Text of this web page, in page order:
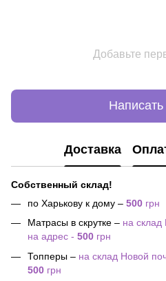
Добавьте
Написать
Доставка
Собственный склад!
по Харькову к дому – 500 грн
Матрасы в скрутке – на склад
на адрес - 500 грн
Топперы – на склад Новой
500 грн